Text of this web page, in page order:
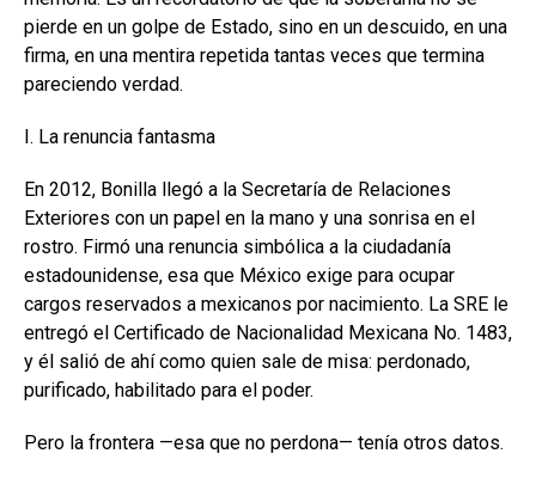
pierde en un golpe de Estado, sino en un descuido, en una
firma, en una mentira repetida tantas veces que termina
pareciendo verdad.
I. La renuncia fantasma
En 2012, Bonilla llegó a la Secretaría de Relaciones
Exteriores con un papel en la mano y una sonrisa en el
rostro. Firmó una renuncia simbólica a la ciudadanía
estadounidense, esa que México exige para ocupar
cargos reservados a mexicanos por nacimiento. La SRE le
entregó el Certificado de Nacionalidad Mexicana No. 1483,
y él salió de ahí como quien sale de misa: perdonado,
purificado, habilitado para el poder.
Pero la frontera —esa que no perdona— tenía otros datos.